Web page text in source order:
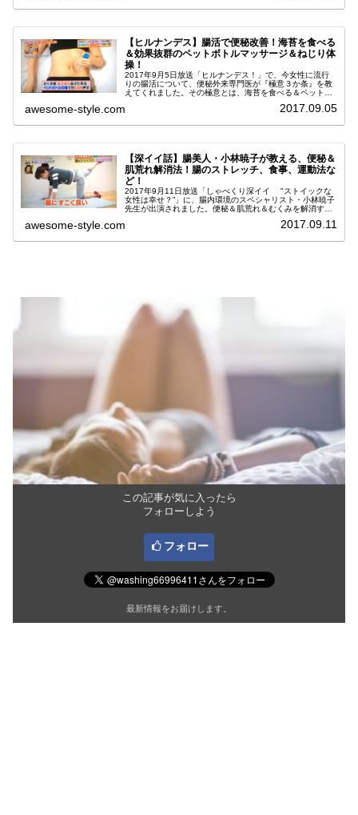
【ヒルナンデス】腸活で便秘改善！海苔を食べる
＆効果抜群のペットボトルマッサージ＆ねじり体
操！
2017年9月5日放送「ヒルナンデス！」で、今女性に流行
りの腸活について、便秘外来専門医が『極意３か条』を教
えてくれました。その極意とは、海苔を食べる＆ペットボ
awesome-style.com 2017.09.05
【深イイ話】腸美人・小林暁子が教える、便秘＆
肌荒れ解消法！腸のストレッチ、食事、運動法な
ど！
2017年9月11日放送「しゃべくり深イイ "ストイックな
女性は幸せ？”」に、腸内環境のスペシャリスト・小林暁子
先生が出演されました。便秘＆肌荒れ＆むくみを解消す
awesome-style.com 2017.09.11
この記事が気に入ったら
フォローしよう
フォロー
最新情報をお届けします。